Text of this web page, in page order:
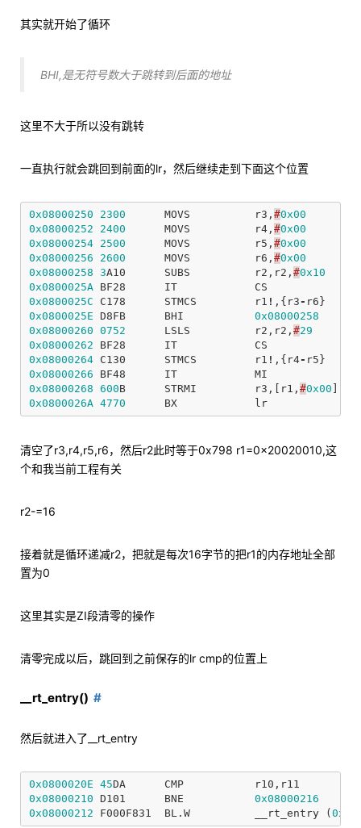
其实就开始了循环
BHI,是无符号数大于跳转到后面的地址
这里不大于所以没有跳转
一直执行就会跳回到前面的lr，然后继续走到下面这个位置
0x08000250 2300 MOVS r3 , #0x00
0x08000252
2400 MOVS r4 , #0x00
0x08000254 2500 MOVS r5 , #0x00
0x08000256
2600 MOVS r6 , #0x00
0x08000258 3A10 SUBS r2 , r2 , #0x10
0x0800025A BF28 IT
CS
0x0800025C
C178 STMCS r1 ! ,{ r3 - r6 }
0x0800025E D8FB BHI
0x08000258
0x08000260 0752 LSLS r2 , r2 , #29
0x08000262
BF28 IT
CS
0x08000264 C130 STMCS r1 ! ,{ r4- r5 }
0x08000266
BF48 IT
MI
0x08000268 600B STRMI r3 ,[ r1 , #0x00
0x0800026A 4770 BX lr
清空了r3,r4,r5,r6，然后r2此时等于0x798 r1=0x20020010,这
个和我当前工程有关
r2-=16
接着就是循环递减r2，把就是每次16字节的把r1的内存地址全部
置为0
这里其实是ZI段清零的操作
清零完成以后，跳回到之前保存的lr cmp的位置上
__rt_entry()
然后就进入了__rt_entry
0x0800020E 45DA CMP r10 , r11
0x08000210 D101 BNE
0x08000216
0x08000212
F000F831 BL . W __rt_entry (